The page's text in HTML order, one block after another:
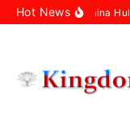
Skip to content
Hot NewsPertamina